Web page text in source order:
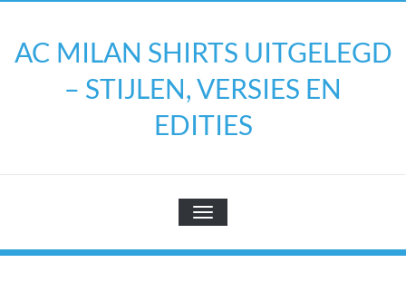
inhoud
AC MILAN SHIRTS UITGELEGD
– STIJLEN, VERSIES EN
EDITIES
TOGGLE NAVIGATIE